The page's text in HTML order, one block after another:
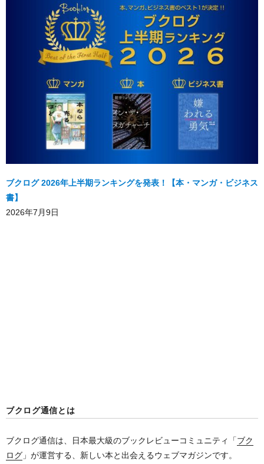
ブクログ 2026年上半期ランキングを発表！【本・マンガ・ビジネス
書】
2026年7月9日
ブクログ通信とは
ブクログ通信は、日本最大級のブックレビューコミュニティ「ブク
ログ 」が運営する、新しい本と出会えるウェブマガジンです。